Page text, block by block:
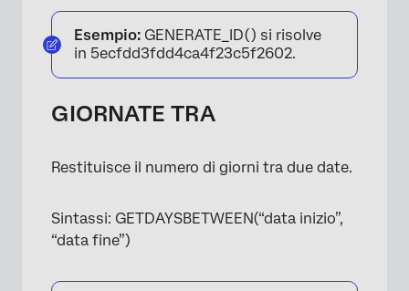
Esempio: GENERATE_ID() si risolve
in 5ecfdd3fdd4ca4f23c5f2602.
GIORNATE TRA
Restituisce il numero di giorni tra due date.
Sintassi: GETDAYSBETWEEN(“data inizio”,
“data fine”)